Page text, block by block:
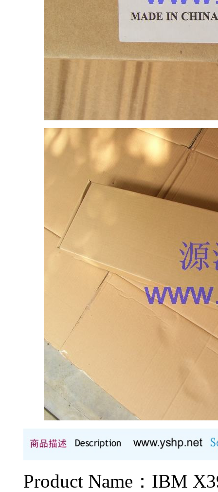
Product Name：IBM